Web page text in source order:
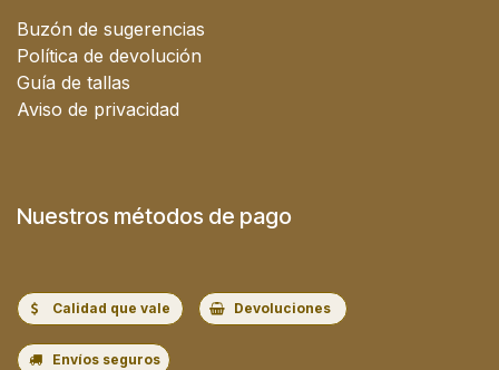
Buzón de sugerencias
Política de devolución
Guía de tallas
Aviso de privacidad
Nuestros métodos de pago
Calidad que vale Devoluciones
Envíos seguros